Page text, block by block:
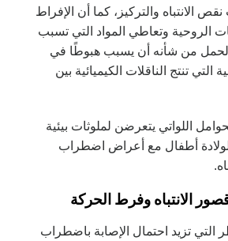
الانتباه والتركيز، كما أن الإفراط
الروحية وتعاطي المواد التي تسبب
الحمل من شأنه أن يسبب هبوطًا في
التي تنتج الناقلات الكيميائية بين
اللواتي يتعرضن لملوثات بيئية
أطفال مع أعراض اضطراب
تزيد احتمال الإصابة باضطراب